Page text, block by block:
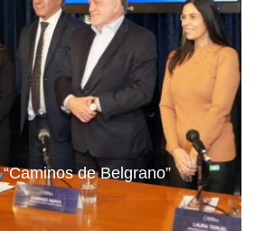
de Belgrano”